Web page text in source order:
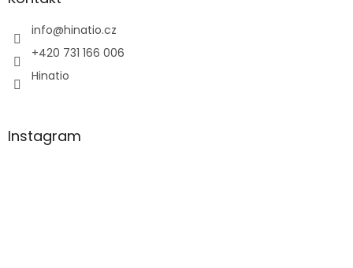
info@hinatio.cz
+420 731 166 006
Hinatio
Instagram